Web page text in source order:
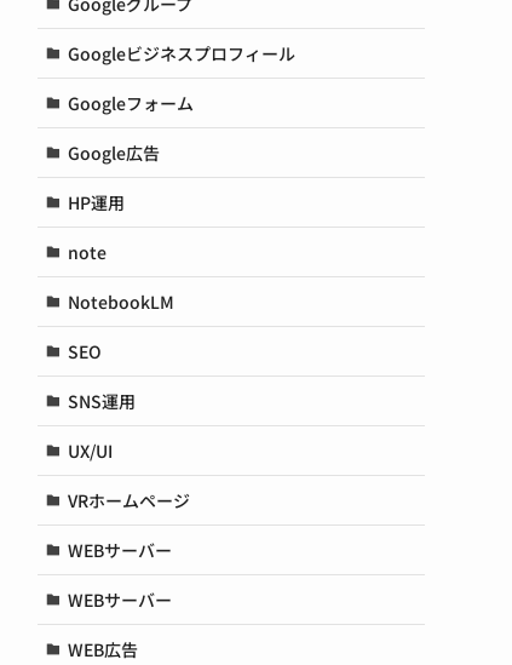
Googleビジネスプロフィール
Googleフォーム
Google広告
HP運用
note
NotebookLM
SEO
SNS運用
UX/UI
VRホームページ
WEBサーバー
WEBサーバー
WEB広告